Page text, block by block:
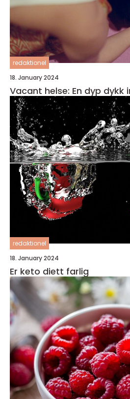
redaktionel
18. January 2024
Vacant helse: En dyp dykk
redaktionel
18. January 2024
Er keto diett farlig